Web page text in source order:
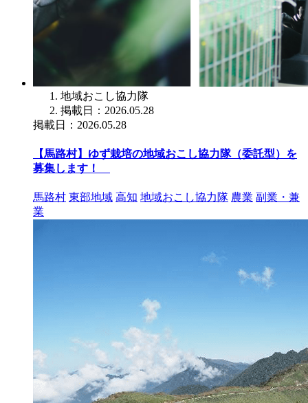
地域おこし協力隊
掲載日：2026.05.28
掲載日：2026.05.28
【馬路村】ゆず栽培の地域おこし協力隊（委託型）を
募集します！
馬路村 東部地域 高知 地域おこし協力隊 農業 副業・兼
業